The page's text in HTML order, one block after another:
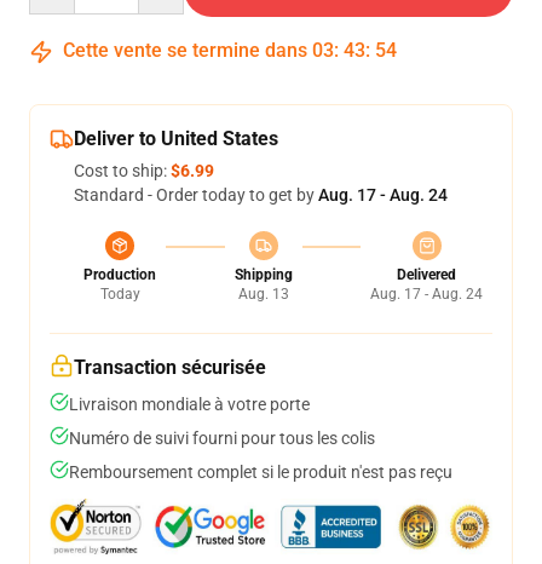
Cette vente se termine dans 03: 43: 54
Deliver to United States
Cost to ship:$6.99
Standard - Order today to get byAug. 17 - Aug. 24
Production
Today
Shipping
Aug. 13
Delivered
Aug. 17 - Aug. 24
Transaction sécurisée
Livraison mondiale à votre porte
Numéro de suivi fourni pour tous les colis
Remboursement complet si le produit n'est pas reçu